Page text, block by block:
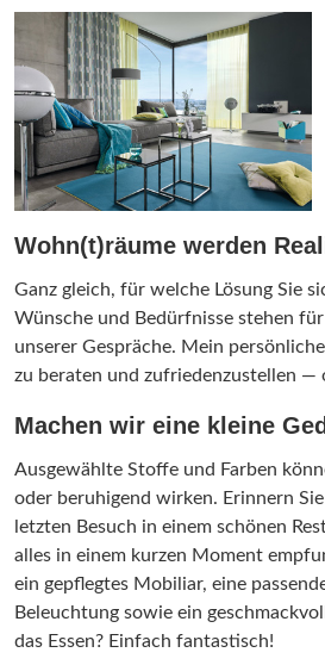
Wohn(t)räume werden
Ganz gleich, für welche Lösung Sie
Wünsche und Bedürfnisse stehen
unserer Gespräche. Mein
zu beraten und zufriedenzustellen —
Machen wir eine kleine
Ausgewählte Stoffe und Farben
oder beruhigend wirken. Erinnern
letzten Besuch in einem schönen
alles in einem kurzen Moment
ein gepflegtes Mobiliar, eine
Beleuchtung sowie ein
das Essen? Einfach fantastisch!